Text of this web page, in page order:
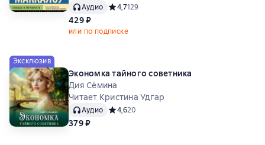
Аудио Средний рейтинг 4,7 на основе 129 оценок
4,7129
429 ₽
или по подписке
Эксклюзив
Экономка тайного советника
Дия Сёмина
Читает Кристина Удгар
Аудио Средний рейтинг 4,6 на основе 20 оценок
4,620
379 ₽